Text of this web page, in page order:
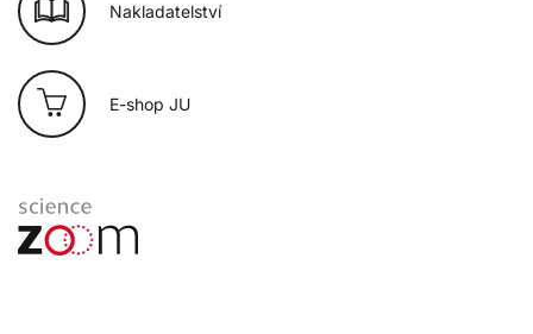
Nakladatelství
E-shop JU